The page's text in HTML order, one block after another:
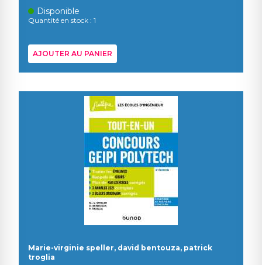
Disponible
Quantité en stock : 1
AJOUTER AU PANIER
Marie-virginie speller, david bentouza, patrick
troglia